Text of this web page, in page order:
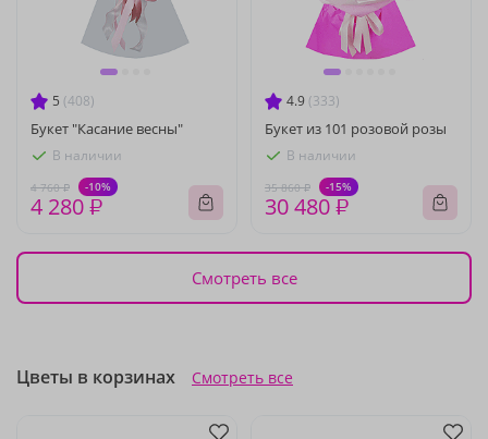
5 (408)
Букет "Касание весны"
В наличии
4 760 ₽ -10%
4 280 ₽
4.9 (333)
Букет из 101 розовой розы
В наличии
35 860 ₽ -15%
30 480 ₽
Смотреть все
Цветы в корзинах Смотреть все